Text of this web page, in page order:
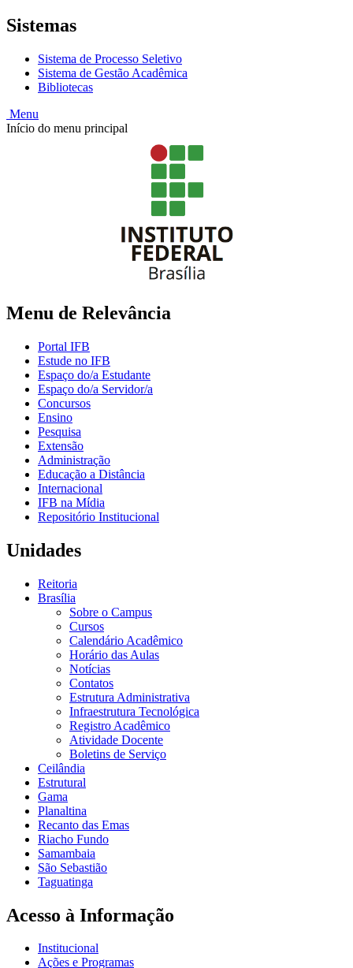
Sistemas
Sistema de Processo Seletivo
Sistema de Gestão Acadêmica
Bibliotecas
Menu
Início do menu principal
Menu de Relevância
Portal IFB
Estude no IFB
Espaço do/a Estudante
Espaço do/a Servidor/a
Concursos
Ensino
Pesquisa
Extensão
Administração
Educação a Distância
Internacional
IFB na Mídia
Repositório Institucional
Unidades
Reitoria
Brasília
Sobre o Campus
Cursos
Calendário Acadêmico
Horário das Aulas
Notícias
Contatos
Estrutura Administrativa
Infraestrutura Tecnológica
Registro Acadêmico
Atividade Docente
Boletins de Serviço
Ceilândia
Estrutural
Gama
Planaltina
Recanto das Emas
Riacho Fundo
Samambaia
São Sebastião
Taguatinga
Acesso à Informação
Institucional
Ações e Programas